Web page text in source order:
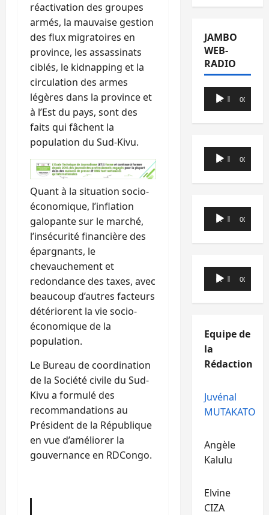
réactivation des groupes
armés, la mauvaise gestion
des flux migratoires en
province, les assassinats
ciblés, le kidnapping et la
circulation des armes
légères dans la province et
à l’Est du pays, sont des
faits qui fâchent la
population du Sud-Kivu.
Quant à la situation socio-
économique, l’inflation
galopante sur le marché,
l’insécurité financière des
épargnants, le
chevauchement et
redondance des taxes, avec
beaucoup d’autres facteurs
détériorent la vie socio-
économique de la
population.
Le Bureau de coordination
de la Société civile du Sud-
Kivu a formulé des
recommandations au
Président de la République
en vue d’améliorer la
gouvernance en RDCongo.
JAMBO
WEB-
RADIO
Lecteur
audio
00:00 00:00
Lecteur
audio
00:00 00:00
Lecteur
audio
00:00 00:00
Lecteur
audio
00:00 00:00
Equipe de
la
Rédaction
Juvénal
MUTAKATO
Angèle
Kalulu
Elvine
CIZA